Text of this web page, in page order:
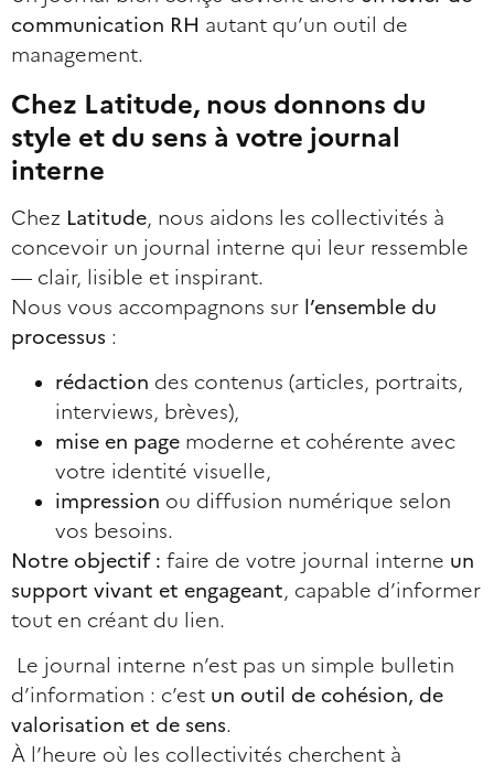
communication RH autant qu’un outil de
management.
Chez Latitude, nous donnons du
style et du sens à votre journal
interne
Chez Latitude, nous aidons les collectivités à
concevoir un journal interne qui leur ressemble
— clair, lisible et inspirant.
Nous vous accompagnons sur l’ensemble du
processus :
rédaction des contenus (articles, portraits,
interviews, brèves),
mise en page moderne et cohérente avec
votre identité visuelle,
impression ou diffusion numérique selon
vos besoins.
Notre objectif : faire de votre journal interne un
support vivant et engageant, capable d’informer
tout en créant du lien.
Le journal interne n’est pas un simple bulletin
d’information : c’est un outil de cohésion, de
valorisation et de sens.
À l’heure où les collectivités cherchent à